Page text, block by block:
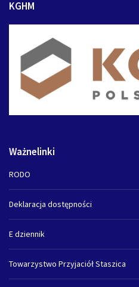
KGHM
Ważnelinki
RODO
Deklaracja dostępności
E dziennik
Towarzystwo Przyjaciół Staszica